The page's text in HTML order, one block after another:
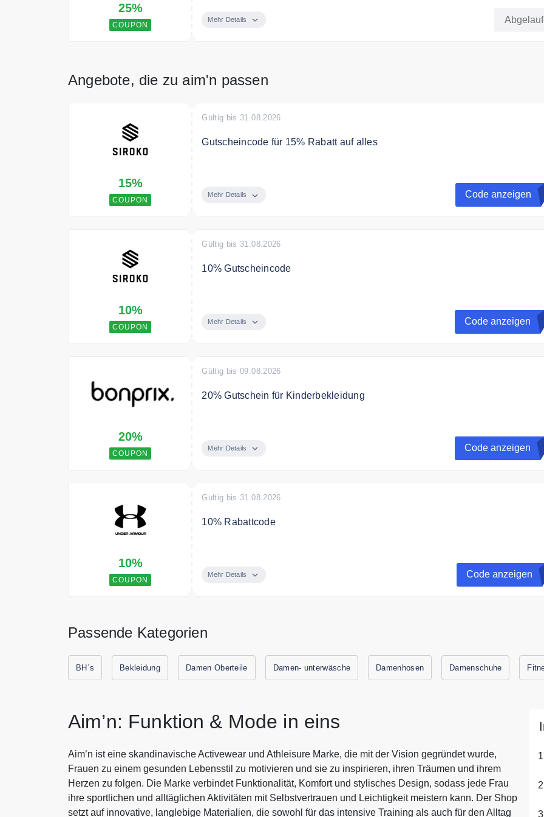
25%
COUPON
Mehr Details
Angebote, die zu aim'n passen
15%
COUPON
Gültig bis 31.08.2026
Gutscheincode für 15% Rabatt auf alles
Mehr Details Code anzeigen
10%
COUPON
Gültig bis 31.08.2026
10% Gutscheincode
Mehr Details Code anzeigen
20%
COUPON
Gültig bis 09.08.2026
20% Gutschein für Kinderbekleidung
Mehr Details Code anzeigen
10%
COUPON
Gültig bis 31.08.2026
10% Rabattcode
Mehr Details Code anzeigen
Passende Kategorien
BH´s Bekleidung Damen Oberteile Damen- unterwäsche Damenhosen Damenschuhe
Aim’n: Funktion & Mode in eins
Aim’n ist eine skandinavische Activewear und Athleisure Marke, die mit der Vision gegründet wurde,
Frauen zu einem gesunden Lebensstil zu motivieren und sie zu inspirieren, ihren Träumen und ihrem
Herzen zu folgen. Die Marke verbindet Funktionalität, Komfort und stylisches Design, sodass jede Frau
ihre sportlichen und alltäglichen Aktivitäten mit Selbstvertrauen und Leichtigkeit meistern kann. Der Shop
setzt auf innovative, langlebige Materialien, die sowohl für das intensive Training als auch für den Alltag